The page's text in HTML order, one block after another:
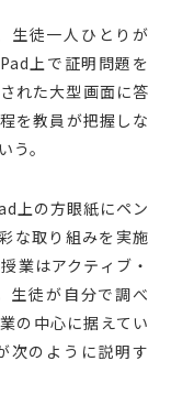
生徒一人ひとりが
上で証明問題を
れた大型画面に答
を教員が把握しな
。
上の方眼紙にペン
な取り組みを実施
業はアクティブ・
生徒が自分で調べ
の中心に据えてい
次のように説明す